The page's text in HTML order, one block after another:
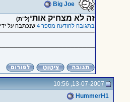
Big Joe
זה לא מצחיק אותי(ל"ת)
בתגובה להודעה מספר 4
שנכתבה על ידי juda שמתחילה ב "לא הבנתי..."
13-07-2007, 10:56
HummerH1